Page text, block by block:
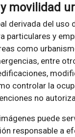
movilidad
derivada del uso
particulares y
como
entre
controlar la
no
puede
responsable a